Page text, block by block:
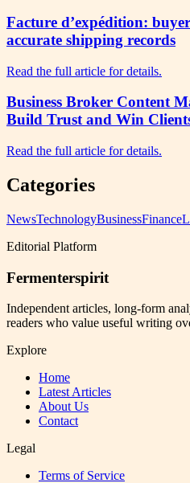
Facture d’expédition:
accurate shipping records
Read the full article for details.
Business Broker Content
Build Trust and Win
Read the full article for details.
Categories
NewsTechnologyBusinessFinance
Editorial Platform
Fermenterspirit
Independent articles, long-form
readers who value useful writing
Explore
Home
Latest Articles
About Us
Contact
Legal
Terms of Service